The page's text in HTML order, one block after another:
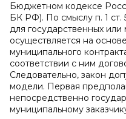
Бюджетном кодексе
БК РФ). По смыслу п. 1 ст.
для государственных
осуществляется на
муниципального
соответствии с ним
Следовательно, закон
модели. Первая
непосредственно
муниципальному